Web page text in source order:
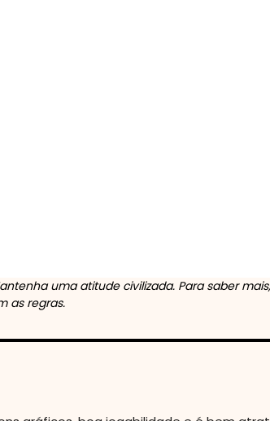
uma atitude civilizada. Para saber
as regras.